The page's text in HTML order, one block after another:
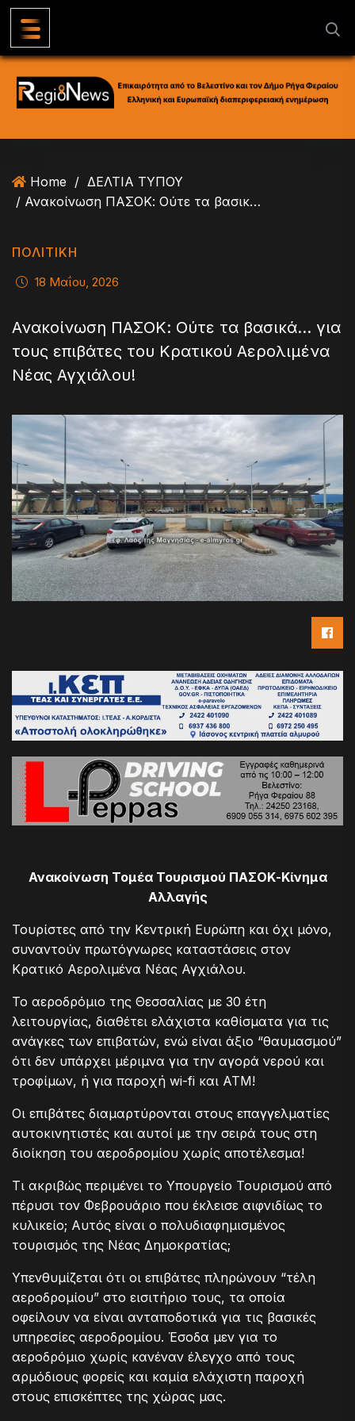
Home / ΔΕΛΤΙΑ ΤΥΠΟΥ
/ Ανακοίνωση ΠΑΣΟΚ: Ούτε τα βασικά… για τους επιβάτες του Κρατικού Αερολιμένα Νέας Αγχιάλου!
ΠΟΛΙΤΙΚΗ
18 Μαΐου, 2026
Ανακοίνωση ΠΑΣΟΚ: Ούτε τα βασικά… για
τους επιβάτες του Κρατικού Αερολιμένα
Νέας Αγχιάλου!
Ανακοίνωση Τομέα Τουρισμού ΠΑΣΟΚ-Κίνημα
Αλλαγής
Τουρίστες από την Κεντρική Ευρώπη και όχι μόνο,
συναντούν πρωτόγνωρες καταστάσεις στον
Κρατικό Αερολιμένα Νέας Αγχιάλου.
Το αεροδρόμιο της Θεσσαλίας με 30 έτη
λειτουργίας, διαθέτει ελάχιστα καθίσματα για τις
ανάγκες των επιβατών, ενώ είναι άξιο “θαυμασμού”
ότι δεν υπάρχει μέριμνα για την αγορά νερού και
τροφίμων, ή για παροχή wi-fi και ATM!
Οι επιβάτες διαμαρτύρονται στους επαγγελματίες
αυτοκινητιστές και αυτοί με την σειρά τους στη
διοίκηση του αεροδρομίου χωρίς αποτέλεσμα!
Τι ακριβώς περιμένει το Υπουργείο Τουρισμού από
πέρυσι τον Φεβρουάριο που έκλεισε αιφνιδίως το
κυλικείο; Αυτός είναι ο πολυδιαφημισμένος
τουρισμός της Νέας Δημοκρατίας;
Υπενθυμίζεται ότι οι επιβάτες πληρώνουν “τέλη
αεροδρομίου” στο εισιτήριο τους, τα οποία
οφείλουν να είναι ανταποδοτικά για τις βασικές
υπηρεσίες αεροδρομίου. Έσοδα μεν για το
αεροδρόμιο χωρίς κανέναν έλεγχο από τους
αρμόδιους φορείς και καμία ελάχιστη παροχή
στους επισκέπτες της χώρας μας.